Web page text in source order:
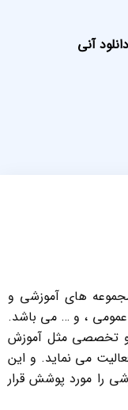
آنی
های آموزشی و
عمومی ، و … می باشد.
و تخصصی مثل آموزش
می نماید. و این
را مورد پوشش قرار